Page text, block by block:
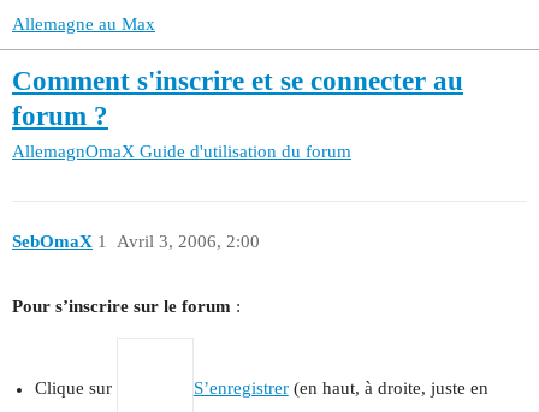
Allemagne au Max
Comment s'inscrire et se connecter au
forum ?
AllemagnOmaX Guide d'utilisation du forum
SebOmaX Avril 3, 2006, 2:00
1
Pour s’inscrire sur le forum :
Clique sur S’enregistrer(en haut, à droite, juste en